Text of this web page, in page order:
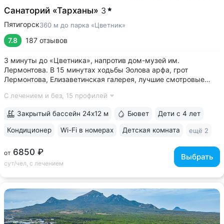
Санаторий «Тарханы» 3
Пятигорск360 м до парка «Цветник»
7.8 187 отзывов
3 минуты до «Цветника», напротив дом-музей им.
Лермонтова. В 15 минутах ходьбы Эолова арфа, грот
Лермонтова, Елизаветинская галерея, лучшие смотровые
напротив санатория, 7 минут прогулки до Центральной
С лечением и без, 15 профилей
от 6850 ₽
сут/чел, с лечением
Выбрать
Закрытый бассейн 24x12 м Бювет Дети с 4 лет
Кондиционер Wi-Fi в номерах Детская комната ещё 2